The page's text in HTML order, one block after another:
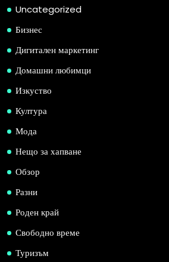
Uncategorized
Бизнес
Дигитален маркетинг
Домашни любимци
Изкуство
Култура
Мода
Нещо за хапване
Обзор
Разни
Роден край
Свободно време
Туризъм